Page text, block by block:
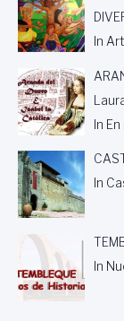
In
In
In
In